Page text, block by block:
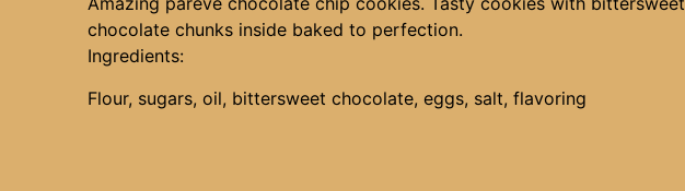
chocolate chunks inside baked to perfection.
Ingredients:
Flour, sugars, oil, bittersweet chocolate, eggs, salt, flavoring